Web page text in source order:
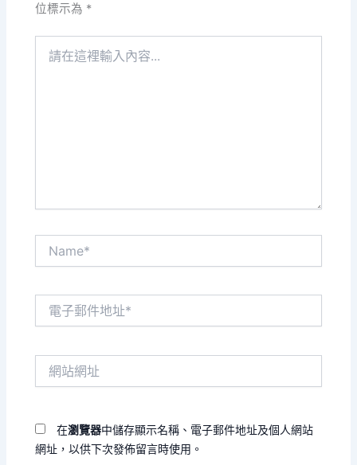
位標示為 *
在瀏覽器中儲存顯示名稱、電子郵件地址及個人網站
網址，以供下次發佈留言時使用。